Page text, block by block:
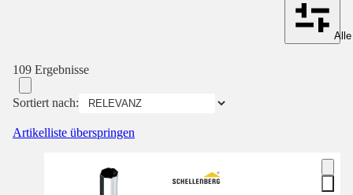
109 Ergebnisse
Sortiert nach:
Artikelliste überspringen